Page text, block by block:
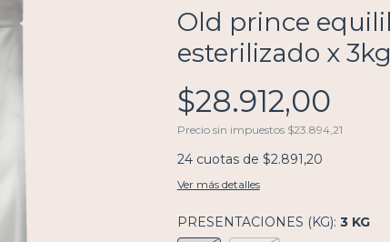
Old prince
esterilizado x
$28.912,00
Precio sin impuestos $23.894,21
24 cuotas de $2.891,20
Ver más detalles
PRESENTACIONES (KG): 3 KG